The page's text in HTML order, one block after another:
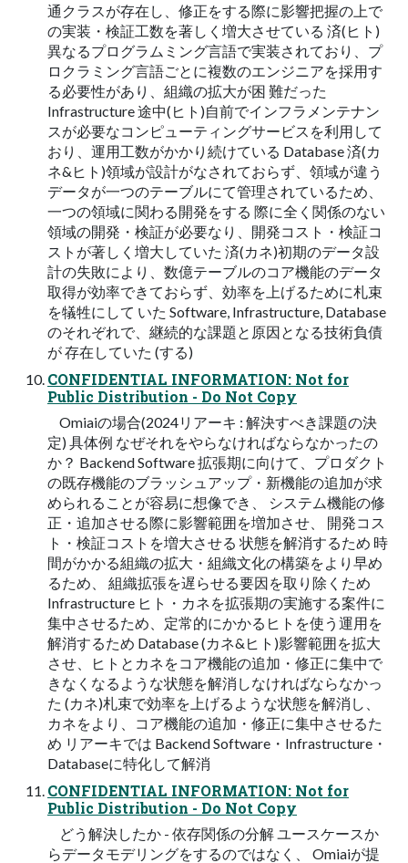
通クラスが存在し、修正をする際に影響把握の上で
の実装・検証工数を著しく増大させている 済(ヒト)
異なるプログラムミング言語で実装されており、プ
ロクラミング言語ごとに複数のエンジニアを採用す
る必要性があり、組織の拡大が困 難だった
Infrastructure 途中(ヒト)自前でインフラメンテナン
スが必要なコンピューティングサービスを利用して
おり、運用工数がかかり続けている Database 済(カ
ネ&ヒト)領域が設計がなされておらず、領域が違う
データが一つのテーブルにて管理されているため、
一つの領域に関わる開発をする 際に全く関係のない
領域の開発・検証が必要なり、開発コスト・検証コ
ストが著しく増大していた 済(カネ)初期のデータ設
計の失敗により、数億テーブルのコア機能のデータ
取得が効率できておらず、効率を上げるために札束
を犠牲にして いた Software, Infrastructure, Database
のそれぞれで、継続的な課題と原因となる技術負債
が 存在していた (する)
CONFIDENTIAL INFORMATION: Not for
Public Distribution - Do Not Copy
Omiaiの場合(2024リアーキ : 解決すべき課題の決
定) 具体例 なぜそれをやらなければならなかったの
か？ Backend Software 拡張期に向けて、プロダクト
の既存機能のブラッシュアップ・新機能の追加が求
められることが容易に想像でき、 システム機能の修
正・追加させる際に影響範囲を増加させ、 開発コス
ト・検証コストを増大させる 状態を解消するため 時
間がかかる組織の拡大・組織文化の構築をより早め
るため、 組織拡張を遅らせる要因を取り除くため
Infrastructure ヒト・カネを拡張期の実施する案件に
集中させるため、定常的にかかるヒトを使う運用を
解消するため Database (カネ&ヒト)影響範囲を拡大
させ、ヒトとカネをコア機能の追加・修正に集中で
きなくなるような状態を解消しなければならなかっ
た (カネ)札束で効率を上げるような状態を解消し、
カネをより、コア機能の追加・修正に集中させるた
め リアーキでは Backend Software・Infrastructure・
Databaseに特化して解消
CONFIDENTIAL INFORMATION: Not for
Public Distribution - Do Not Copy
どう解決したか - 依存関係の分解 ユースケースか
らデータモデリングをするのではなく、 Omiaiが提